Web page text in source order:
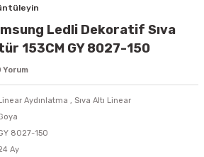
Ledli Dekoratif Sıva
153CM GY 8027-150
Yorum
Aydınlatma , Sıva Altı Linear
8027-150
Ay